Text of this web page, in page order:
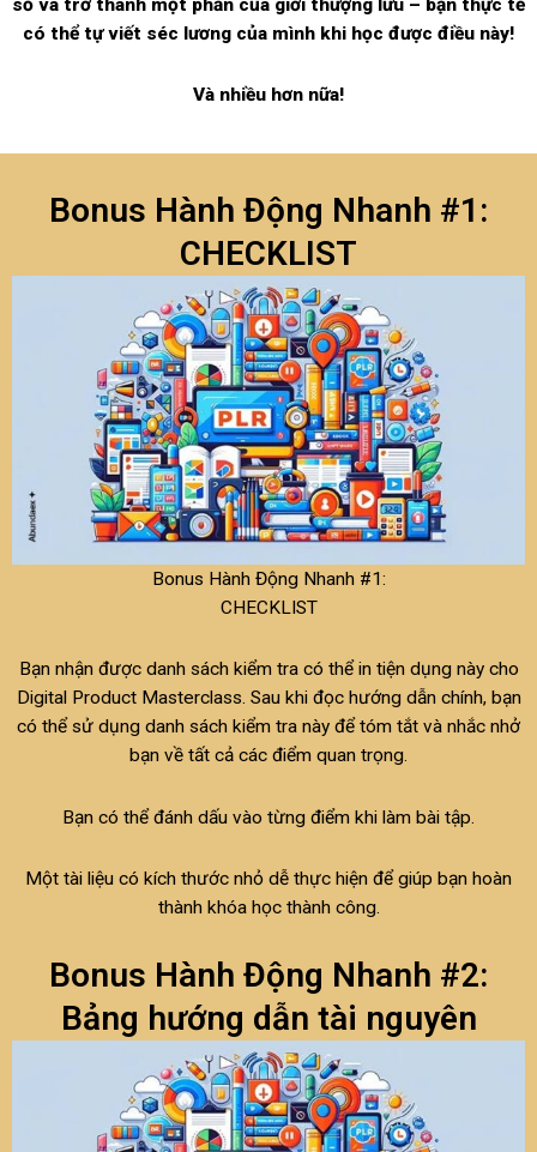
số và trở thành một phần của giới thượng lưu – bạn thực tế
có thể tự viết séc lương của mình khi học được điều này!
Và nhiều hơn nữa!
Bonus Hành Động Nhanh #1:
CHECKLIST
Bonus Hành Động Nhanh #1:
CHECKLIST
Bạn nhận được danh sách kiểm tra có thể in tiện dụng này cho
Digital Product Masterclass. Sau khi đọc hướng dẫn chính, bạn
có thể sử dụng danh sách kiểm tra này để tóm tắt và nhắc nhở
bạn về tất cả các điểm quan trọng.
Bạn có thể đánh dấu vào từng điểm khi làm bài tập.
Một tài liệu có kích thước nhỏ dễ thực hiện để giúp bạn hoàn
thành khóa học thành công.
Bonus Hành Động Nhanh #2:
Bảng hướng dẫn tài nguyên